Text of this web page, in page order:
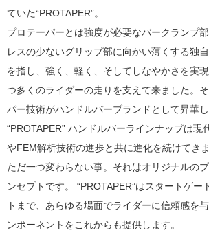
ていた“PROTAPER”。
プロテーパーとは強度が必要なバークランプ
レスの少ないグリップ部に向かい薄くする独
を指し、強く、軽く、そしてしなやかさを実
つ多くのライダーの走りを支えて来ました。
パー技術がハンドルバーブランドとして昇華
“PROTAPER” ハンドルバーラインナップは現
やFEM解析技術の進歩と共に進化を続けてきま
ただ一つ変わらない事。それはオリジナルの
ンセプトです。 “PROTAPER”はスタートゲー
トまで、あらゆる場面でライダーに信頼感を
ンポーネントをこれからも提供します。